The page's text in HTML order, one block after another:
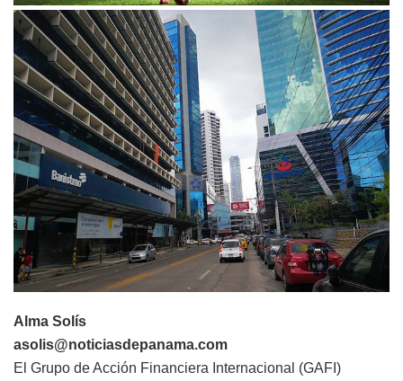
Alma Solís
asolis@noticiasdepanama.com
El Grupo de Acción Financiera Internacional (GAFI)